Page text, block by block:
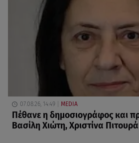
07.08.26, 14:49 MEDIA
Πέθανε η δημοσιογράφος και
Βασίλη Χιώτη, Χριστίνα Πιτουρά